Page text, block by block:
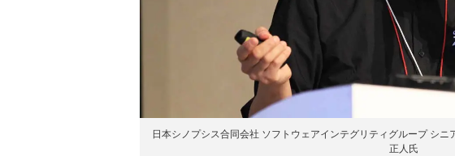
日本シノプシス合同会社 ソフトウェアインテグリティグループ シ
正人氏